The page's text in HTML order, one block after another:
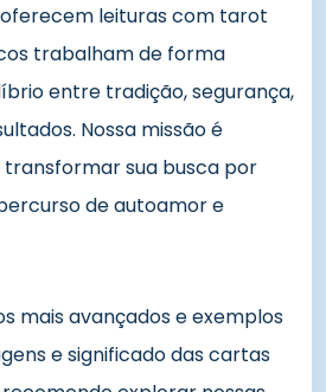
leituras com tarot
trabalham de forma
entre tradição, segurança,
Nossa missão é
sua busca por
de autoamor e
mais avançados e exemplos
e significado das cartas